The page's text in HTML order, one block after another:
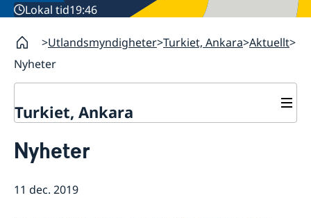
Lokal tid19:46
Utlandsmyndigheter Turkiet, Ankara Aktuellt
Nyheter
Turkiet, Ankara
Om oss
Vi är en resurs för svenska företag
Aktuellt
Nyheter
11 dec. 2019